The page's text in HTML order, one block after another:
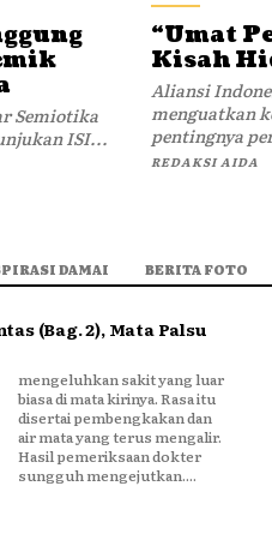
Semiotika
ISI...
“Umat
Kisah
Aliansi
menguatkan
pentingnya
REDAKSI AIDA
DAMAI BERITA FOTO
(Bag. 2), Mata Palsu
sungguh mengejutkan....